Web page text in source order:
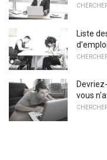
Liste
d'emploi
vous